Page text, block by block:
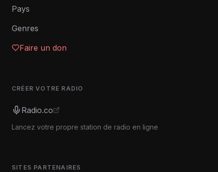
Pays
Genres
Faire un don
CRÉER VOTRE RADIO
Radio.co
Lancez votre propre station de radio en ligne
SITES PARTENAIRES